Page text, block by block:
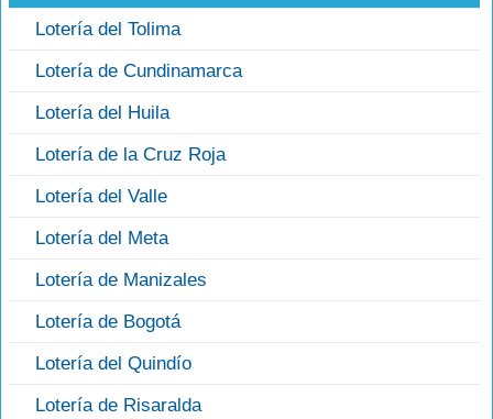
Lotería del Tolima
Lotería de Cundinamarca
Lotería del Huila
Lotería de la Cruz Roja
Lotería del Valle
Lotería del Meta
Lotería de Manizales
Lotería de Bogotá
Lotería del Quindío
Lotería de Risaralda